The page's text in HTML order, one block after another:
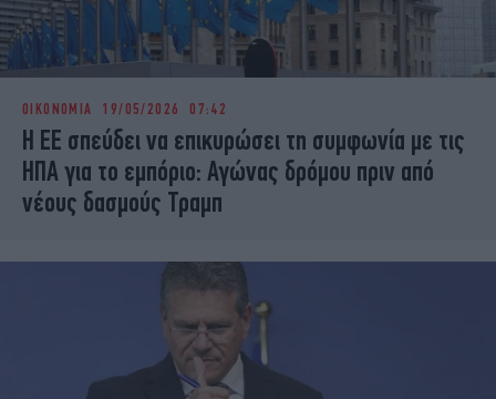
ΟΙΚΟΝΟΜΙΑ 19/05/2026 07:42
Η ΕΕ σπεύδει να επικυρώσει τη συμφωνία με τις
ΗΠΑ για το εμπόριο: Αγώνας δρόμου πριν από
νέους δασμούς Τραμπ